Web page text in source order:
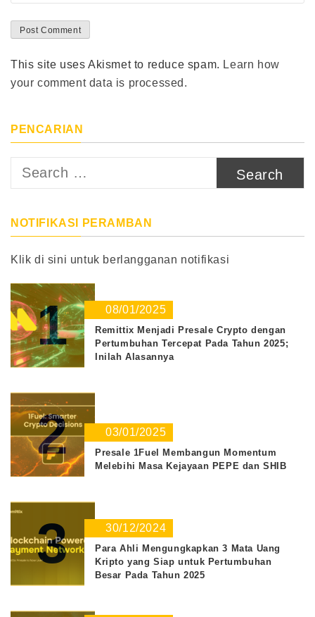
This site uses Akismet to reduce spam. Learn how
your comment data is processed.
PENCARIAN
Search
NOTIFIKASI PERAMBAN
Klik di sini untuk berlangganan notifikasi
1 08/01/2025
Remittix Menjadi Presale Crypto dengan
Pertumbuhan Tercepat Pada Tahun 2025;
Inilah Alasannya
2 03/01/2025
Presale 1Fuel Membangun Momentum
Melebihi Masa Kejayaan PEPE dan SHIB
3 30/12/2024
Para Ahli Mengungkapkan 3 Mata Uang
Kripto yang Siap untuk Pertumbuhan
Besar Pada Tahun 2025